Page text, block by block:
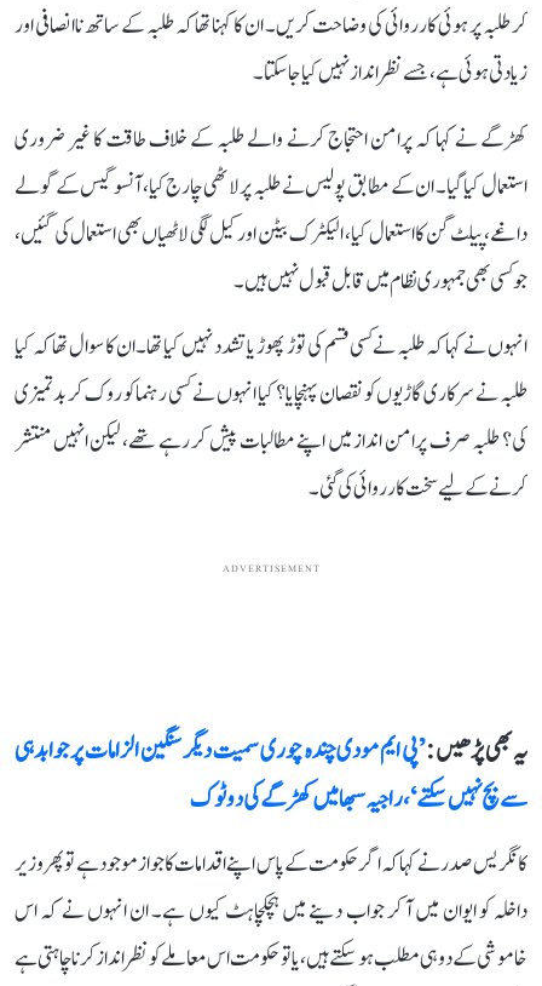
کر طلبہ پر ہوئی کارروائی کی وضاحت کریں۔ ان کا کہنا تھا کہ طلبہ کے ساتھ ناانصافی اور
زیادتی ہوئی ہے، جسے نظر انداز نہیں کیا جا سکتا۔
کھڑگے نے کہا کہ پرامن احتجاج کرنے والے طلبہ کے خلاف طاقت کا غیر ضروری
استعمال کیا گیا۔ ان کے مطابق پولیس نے طلبہ پر لاٹھی چارج کیا، آنسو گیس کے گولے
داغے، پیلٹ گن کا استعمال کیا، الیکٹرک بیٹن اور کیل لگی لاٹھیاں بھی استعمال کی گئیں،
جو کسی بھی جمہوری نظام میں قابل قبول نہیں ہیں۔
انہوں نے کہا کہ طلبہ نے کسی قسم کی توڑ پھوڑ یا تشدد نہیں کیا تھا۔ ان کا سوال تھا کہ کیا
طلبہ نے سرکاری گاڑیوں کو نقصان پہنچایا؟ کیا انہوں نے کسی رہنما کو روک کر بدتمیزی
کی؟ طلبہ صرف پرامن انداز میں اپنے مطالبات پیش کر رہے تھے، لیکن انہیں منتشر
کرنے کے لیے سخت کارروائی کی گئی۔
ADVERTISEMENT
یہ بھی پڑھیں :’پی ایم مودی چندہ چوری سمیت دیگر سنگین الزامات پر جوابدہی
سے بچ نہیں سکتے‘، راجیہ سبھا میں کھڑگے کی دو ٹوک
کانگریس صدر نے کہا کہ اگر حکومت کے پاس اپنے اقدامات کا جواز موجود ہے تو پھر وزیر
داخلہ کو ایوان میں آ کر جواب دینے میں ہچکچاہٹ کیوں ہے۔ ان انہوں نے کہ اس
خاموشی کے دو ہی مطلب ہو سکتے ہیں، یا تو حکومت اس معاملے کو نظر انداز کرنا چاہتی ہے